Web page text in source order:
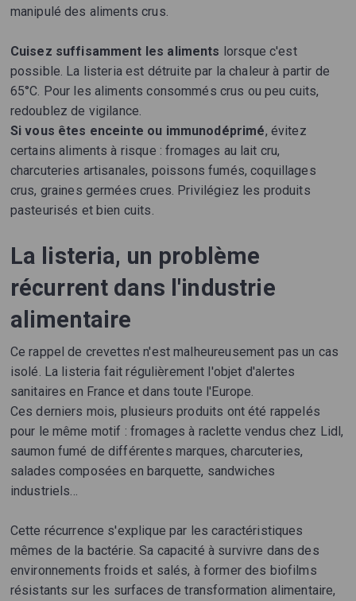
manipulé des aliments crus.
Cuisez suffisamment les aliments lorsque c'est
possible. La listeria est détruite par la chaleur à partir de
65°C. Pour les aliments consommés crus ou peu cuits,
redoublez de vigilance.
Si vous êtes enceinte ou immunodéprimé, évitez
certains aliments à risque : fromages au lait cru,
charcuteries artisanales, poissons fumés, coquillages
crus, graines germées crues. Privilégiez les produits
pasteurisés et bien cuits.
La listeria, un problème
récurrent dans l'industrie
alimentaire
Ce rappel de crevettes n'est malheureusement pas un cas
isolé. La listeria fait régulièrement l'objet d'alertes
sanitaires en France et dans toute l'Europe.
Ces derniers mois, plusieurs produits ont été rappelés
pour le même motif : fromages à raclette vendus chez Lidl,
saumon fumé de différentes marques, charcuteries,
salades composées en barquette, sandwiches
industriels...
Cette récurrence s'explique par les caractéristiques
mêmes de la bactérie. Sa capacité à survivre dans des
environnements froids et salés, à former des biofilms
résistants sur les surfaces de transformation alimentaire,